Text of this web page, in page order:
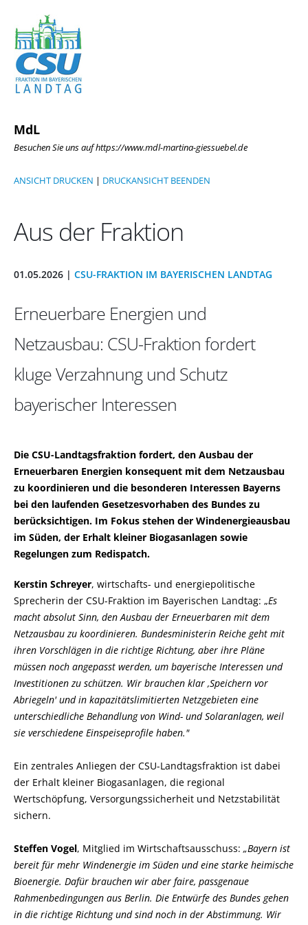
MdL
Besuchen Sie uns auf https://www.mdl-martina-giessuebel.de
ANSICHT DRUCKEN | DRUCKANSICHT BEENDEN
Aus der Fraktion
01.05.2026 | CSU-FRAKTION IM BAYERISCHEN LANDTAG
Erneuerbare Energien und
Netzausbau: CSU-Fraktion fordert
kluge Verzahnung und Schutz
bayerischer Interessen
Die CSU-Landtagsfraktion fordert, den Ausbau der
Erneuerbaren Energien konsequent mit dem Netzausbau
zu koordinieren und die besonderen Interessen Bayerns
bei den laufenden Gesetzesvorhaben des Bundes zu
berücksichtigen. Im Fokus stehen der Windenergieausbau
im Süden, der Erhalt kleiner Biogasanlagen sowie
Regelungen zum Redispatch.
Kerstin Schreyer, wirtschafts- und energiepolitische
Sprecherin der CSU-Fraktion im Bayerischen Landtag:Es
macht absolut Sinn, den Ausbau der Erneuerbaren mit dem
Netzausbau zu koordinieren. Bundesministerin Reiche geht mit
ihren Vorschlägen in die richtige Richtung, aber ihre Pläne
müssen noch angepasst werden, um bayerische Interessen und
Investitionen zu schützen. Wir brauchen klar ‚Speichern vor
Abriegeln' und in kapazitätslimitierten Netzgebieten eine
unterschiedliche Behandlung von Wind- und Solaranlagen, weil
sie verschiedene Einspeiseprofile haben."
Ein zentrales Anliegen der CSU-Landtagsfraktion ist dabei
der Erhalt kleiner Biogasanlagen, die regional
Wertschöpfung, Versorgungssicherheit und Netzstabilität
sichern.
Steffen Vogel, Mitglied im Wirtschaftsausschuss: Bayern ist
bereit für mehr Windenergie im Süden und eine starke heimische
Bioenergie. Dafür brauchen wir aber faire, passgenaue
Rahmenbedingungen aus Berlin. Die Entwürfe des Bundes gehen
in die richtige Richtung und sind noch in der Abstimmung. Wir